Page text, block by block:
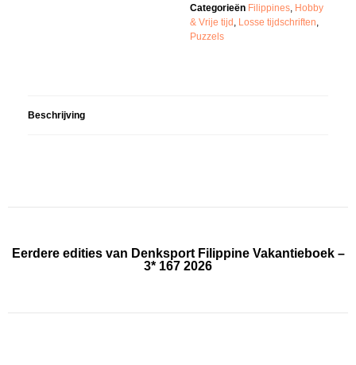
Categorieën Filippines Hobby
& Vrije tijd Losse tijdschriften
Puzzels
Beschrijving
Eerdere edities van Denksport Filippine Vakantieboek –
3* 167 2026